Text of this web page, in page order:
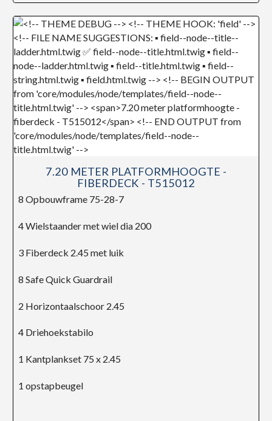
7.20 METER PLATFORMHOOGTE -
FIBERDECK - T515012
8 Opbouwframe 75-28-7
4 Wielstaander met wiel dia 200
3 Fiberdeck 2.45 met luik
8 Safe Quick Guardrail
2 Horizontaalschoor 2.45
4 Driehoekstabilo
1 Kantplankset 75 x 2.45
1 opstapbeugel